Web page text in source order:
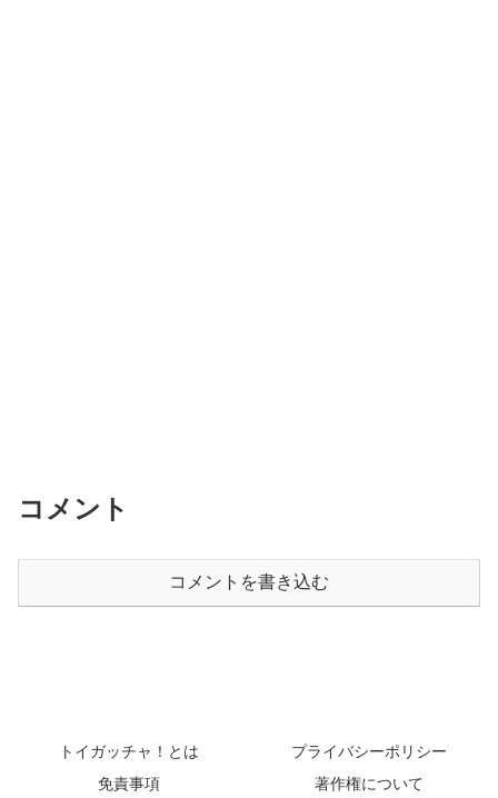
コメント
コメントを書き込む
トイガッチャ！とは
プライバシーポリシー
免責事項
著作権について